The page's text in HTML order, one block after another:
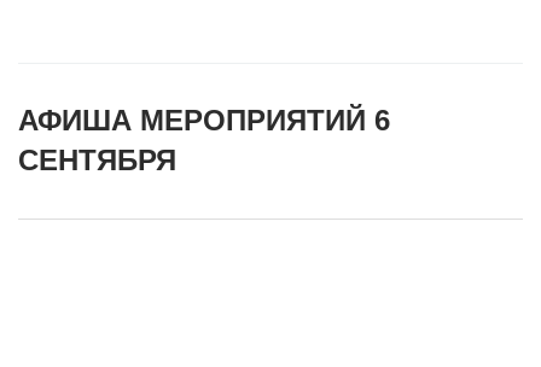
АФИША МЕРОПРИЯТИЙ 6
СЕНТЯБРЯ